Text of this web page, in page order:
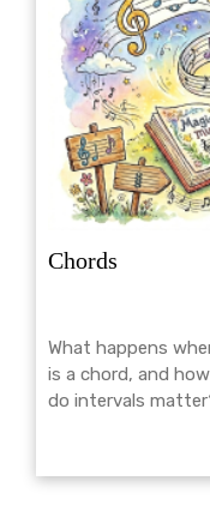
Chords
What happens
is a chord, and
do intervals